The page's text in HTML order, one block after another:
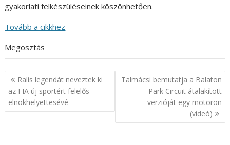
gyakorlati felkészüléseinek köszönhetően.
Tovább a cikkhez
Megosztás
Bejegyzés
navigáció
Ralis legendát neveztek ki
az FIA új sportért felelős
elnökhelyettesévé
Talmácsi bemutatja a Balaton
Park Circuit átalakított
verzióját egy motoron
(videó)